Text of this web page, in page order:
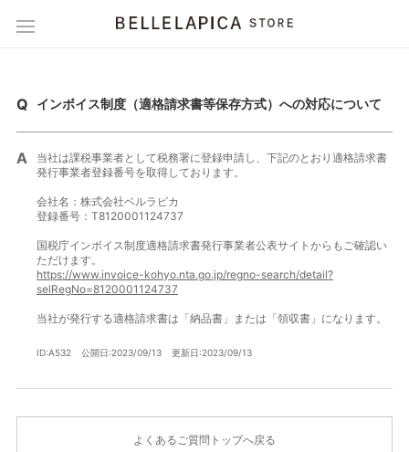
インボイス制度（適格請求書等保存方式）への対応について
当社は課税事業者として税務署に登録申請し、下記のとおり適格請求書
発行事業者登録番号を取得しております。
会社名：株式会社ベルラピカ
登録番号：T8120001124737
国税庁インボイス制度適格請求書発行事業者公表サイトからもご確認い
ただけます。
https://www.invoice-kohyo.nta.go.jp/regno-search/detail?
selRegNo=8120001124737
当社が発行する適格請求書は「納品書」または「領収書」になります。
ID:A532 公開日:2023/09/13 更新日:2023/09/13
よくあるご質問トップへ戻る